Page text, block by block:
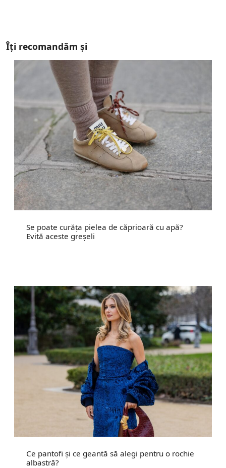
Îți recomandăm și
Se poate curăța pielea de căprioară cu apă?
Evită aceste greșeli
Ce pantofi și ce geantă să alegi pentru o rochie
albastră?